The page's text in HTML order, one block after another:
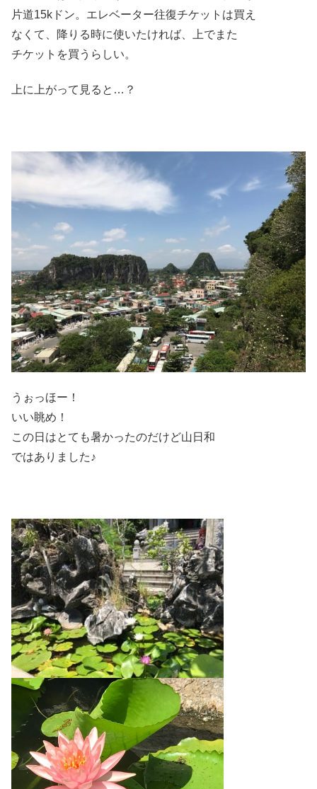
片道15kドン。エレベーター往復チケットは買え
なくて、降りる時に使いたければ、上でまた
チケットを買うらしい。
上に上がって見ると…？
うぉっほー！
いい眺め！
この日はとても暑かったのだけど山日和
ではありました♪